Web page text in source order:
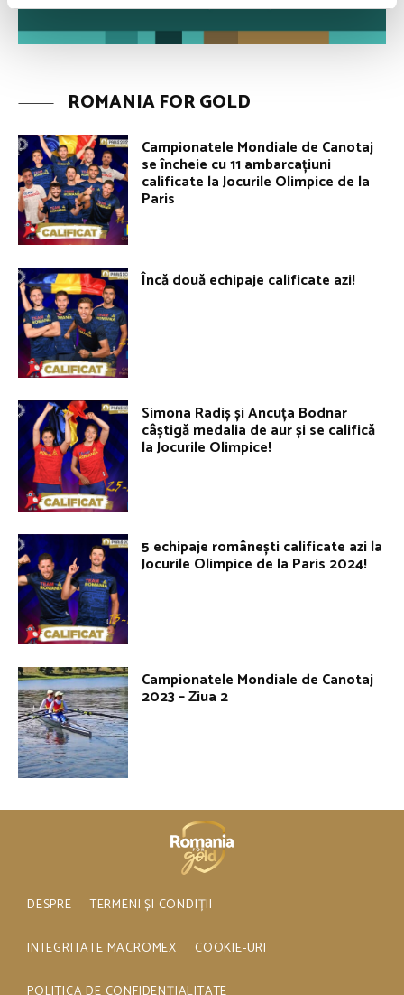
ROMANIA FOR GOLD
Campionatele Mondiale de Canotaj
se încheie cu 11 ambarcațiuni
calificate la Jocurile Olimpice de la
Paris
Încă două echipaje calificate azi!
Simona Radiș și Ancuța Bodnar
câștigă medalia de aur și se califică
la Jocurile Olimpice!
5 echipaje românești calificate azi la
Jocurile Olimpice de la Paris 2024!
Campionatele Mondiale de Canotaj
2023 – Ziua 2
DESPRE TERMENI ȘI CONDIȚII
INTEGRITATE MACROMEX COOKIE-URI